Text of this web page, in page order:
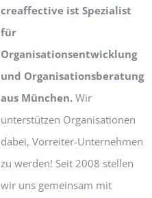
creaffective ist Spezialist
für
Organisationsentwicklung
und Organisationsberatung
aus München.Wir
unterstützen Organisationen
dabei, Vorreiter-Unternehmen
zu werden! Seit 2008 stellen
wir uns gemeinsam mit